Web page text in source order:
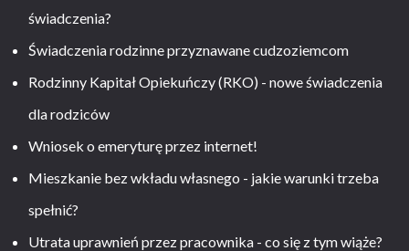
świadczenia?
Świadczenia rodzinne przyznawane cudzoziemcom
Rodzinny Kapitał Opiekuńczy (RKO) - nowe świadczenia
dla rodziców
Wniosek o emeryturę przez internet!
Mieszkanie bez wkładu własnego - jakie warunki trzeba
spełnić?
Utrata uprawnień przez pracownika - co się z tym wiąże?